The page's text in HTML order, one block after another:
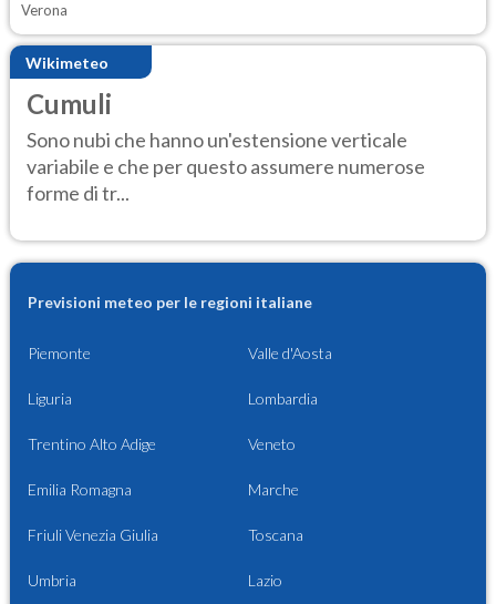
Verona
Wikimeteo
Cumuli
Sono nubi che hanno un'estensione verticale
variabile e che per questo assumere numerose
forme di tr...
Previsioni meteo per le regioni italiane
Piemonte Valle d'Aosta
Liguria Lombardia
Trentino Alto Adige Veneto
Emilia Romagna Marche
Friuli Venezia Giulia Toscana
Umbria Lazio